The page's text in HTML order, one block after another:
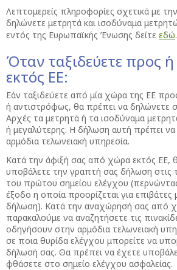
Λεπτομερείς πληροφορίες σχετικά με
δηλώνετε μετρητά και ισοδύναμα
εντός της Ευρωπαϊκής Ένωσης δείτε εδώ.
Όταν ταξιδεύετε προς
εκτός ΕΕ:
Εάν ταξιδεύετε από μία χώρα της ΕΕ
ή αντιστρόφως, θα πρέπει να δηλώνετε
Αρχές τα μετρητά ή τα ισοδύναμα
ή μεγαλύτερης. Η δήλωση αυτή πρέπει να
αρμόδια τελωνειακή υπηρεσία.
Κατά την άφιξή σας από χώρα εκτός ΕΕ,
υποβάλετε την γραπτή σας δήλωση στις
του πρώτου σημείου ελέγχου
έξοδο η οποία προορίζεται για
δήλωση). Κατά την αναχώρησή σας από
παρακαλούμε να αναζητήσετε τις
οδηγήσουν στην αρμόδια τελωνειακή
σε ποια θυρίδα ελέγχου μπορείτε να
δήλωσή σας. Θα πρέπει να έχετε
φθάσετε στο σημείο ελέγχου ασφαλείας.